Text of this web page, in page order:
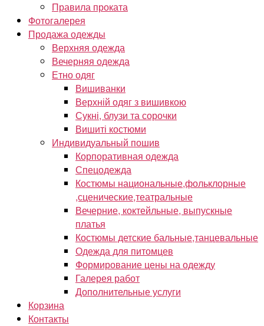
Правила проката
Фотогалерея
Продажа одежды
Верхняя одежда
Вечерняя одежда
Етно одяг
Вишиванки
Верхній одяг з вишивкою
Сукні, блузи та сорочки
Вишиті костюми
Индивидуальный пошив
Корпоративная одежда
Спецодежда
Костюмы национальные,фольклорные
,сценические,театральные
Вечерние, коктейльные, выпускные
платья
Костюмы детские бальные,танцевальные
Одежда для питомцев
Формирование цены на одежду
Галерея работ
Дополнительные услуги
Корзина
Контакты